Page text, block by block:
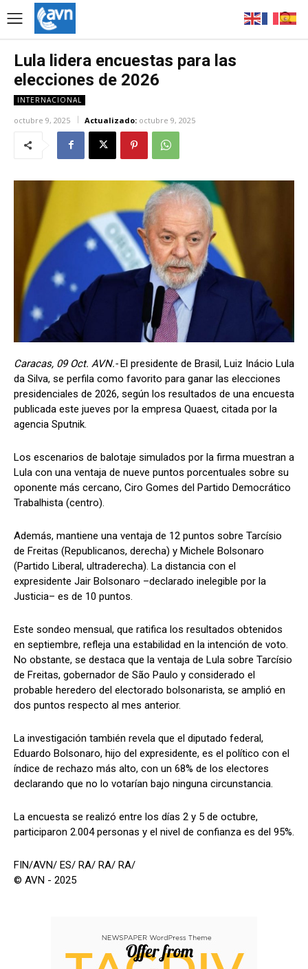
Lula lidera encuestas para las
elecciones de 2026
INTERNACIONAL
octubre 9, 2025 Actualizado: octubre 9, 2025
Caracas, 09 Oct. AVN.- El presidente de Brasil, Luiz Inácio Lula
da Silva, se perfila como favorito para ganar las elecciones
presidenciales de 2026, según los resultados de una encuesta
publicada este jueves por la empresa Quaest, citada por la
agencia Sputnik.
Los escenarios de balotaje simulados por la firma muestran a
Lula con una ventaja de nueve puntos porcentuales sobre su
oponente más cercano, Ciro Gomes del Partido Democrático
Trabalhista (centro).
Además, mantiene una ventaja de 12 puntos sobre Tarcísio
de Freitas (Republicanos, derecha) y Michele Bolsonaro
(Partido Liberal, ultraderecha). La distancia con el
expresidente Jair Bolsonaro –declarado inelegible por la
Justicia– es de 10 puntos.
Este sondeo mensual, que ratifica los resultados obtenidos
en septiembre, refleja una estabilidad en la intención de voto.
No obstante, se destaca que la ventaja de Lula sobre Tarcísio
de Freitas, gobernador de São Paulo y considerado el
probable heredero del electorado bolsonarista, se amplió en
dos puntos respecto al mes anterior.
La investigación también revela que el diputado federal,
Eduardo Bolsonaro, hijo del expresidente, es el político con el
índice de rechazo más alto, con un 68% de los electores
declarando que no lo votarían bajo ninguna circunstancia.
La encuesta se realizó entre los días 2 y 5 de octubre,
participaron 2.004 personas y el nivel de confianza es del 95%.
FIN/AVN/ ES/ RA/ RA/ RA/
© AVN - 2025